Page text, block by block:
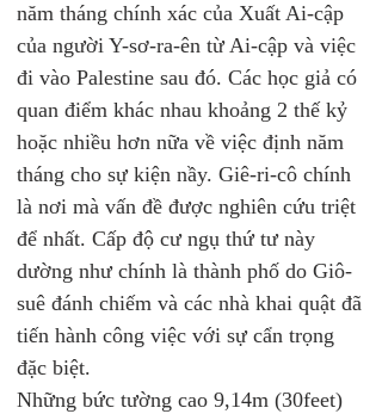
năm tháng chính xác của Xuất Ai-cập
của người Y-sơ-ra-ên từ Ai-cập và việc
đi vào Palestine sau đó. Các học giả có
quan điểm khác nhau khoảng 2 thế kỷ
hoặc nhiều hơn nữa về việc định năm
tháng cho sự kiện nầy. Giê-ri-cô chính
là nơi mà vấn đề được nghiên cứu triệt
để nhất. Cấp độ cư ngụ thứ tư này
dường như chính là thành phố do Giô-
suê đánh chiếm và các nhà khai quật đã
tiến hành công việc với sự cẩn trọng
đặc biệt.
Những bức tường cao 9,14m (30feet)